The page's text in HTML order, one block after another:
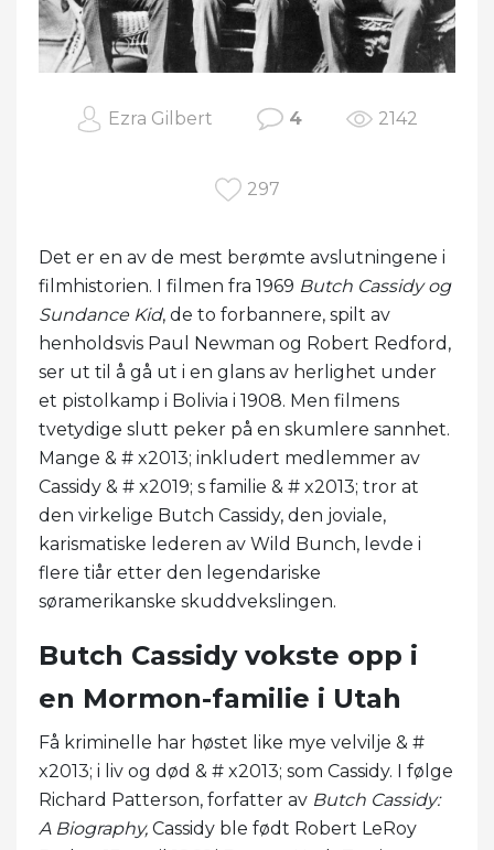
Ezra Gilbert 4 2142
297
Det er en av de mest berømte avslutningene i
filmhistorien. I filmen fra 1969 Butch Cassidy og
Sundance Kid, de to forbannere, spilt av
henholdsvis Paul Newman og Robert Redford,
ser ut til å gå ut i en glans av herlighet under
et pistolkamp i Bolivia i 1908. Men filmens
tvetydige slutt peker på en skumlere sannhet.
Mange & # x2013; inkludert medlemmer av
Cassidy & # x2019; s familie & # x2013; tror at
den virkelige Butch Cassidy, den joviale,
karismatiske lederen av Wild Bunch, levde i
flere tiår etter den legendariske
søramerikanske skuddvekslingen.
Butch Cassidy vokste opp i
en Mormon-familie i Utah
Få kriminelle har høstet like mye velvilje & #
x2013; i liv og død & # x2013; som Cassidy. I følge
Richard Patterson, forfatter av Butch Cassidy:
A Biography, Cassidy ble født Robert LeRoy